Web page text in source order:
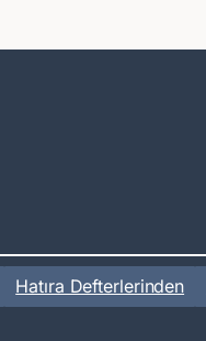
Hatıra Defterlerinden